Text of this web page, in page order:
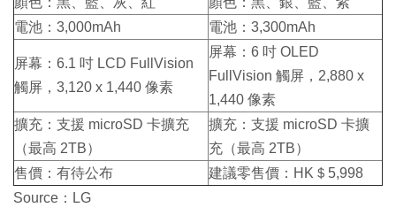
電池：3,000mAh
電池：3,300mAh
屏幕：6.1 吋 LCD FullVision
觸屏，3,120 x 1,440 像素
屏幕：6 吋 OLED
FullVision 觸屏，2,880 x
1,440 像素
擴充：支援 microSD 卡擴充
（最高 2TB）
擴充：支援 microSD 卡擴
充（最高 2TB）
售價：有待公布
建議零售價：HK＄5,998
Source：LG